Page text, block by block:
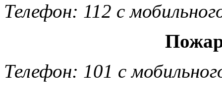
Телефон: 112 с
Телефон: 101 с